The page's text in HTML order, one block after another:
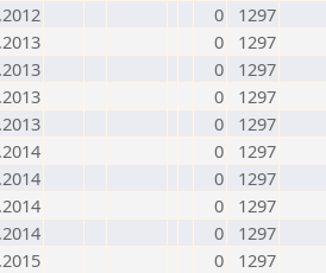
0
1297
0
1297
0
1297
0
1297
0
1297
0
1297
0
1297
0
1297
0
1297
0
1297